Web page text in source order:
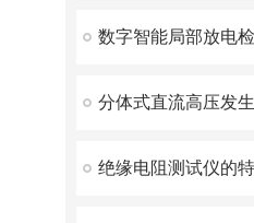
分体式直流高压发
绝缘电阻测试仪的